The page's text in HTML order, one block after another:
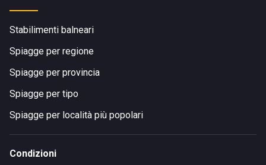
Stabilimenti balneari
Spiagge per regione
Spiagge per provincia
Spiagge per tipo
Spiagge per località più popolari
Condizioni